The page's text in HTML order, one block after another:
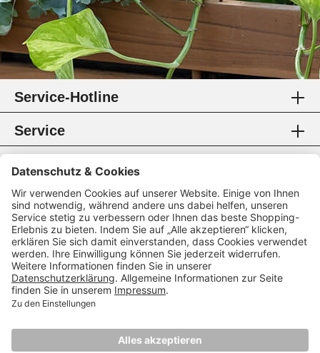
Service-Hotline
Service
Information
Rechtliches
Zahlungsmethoden
Zertifikate
Folgen Sie uns